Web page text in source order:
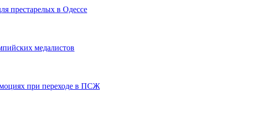
престарелых в Одессе
медалистов
при переходе в ПСЖ